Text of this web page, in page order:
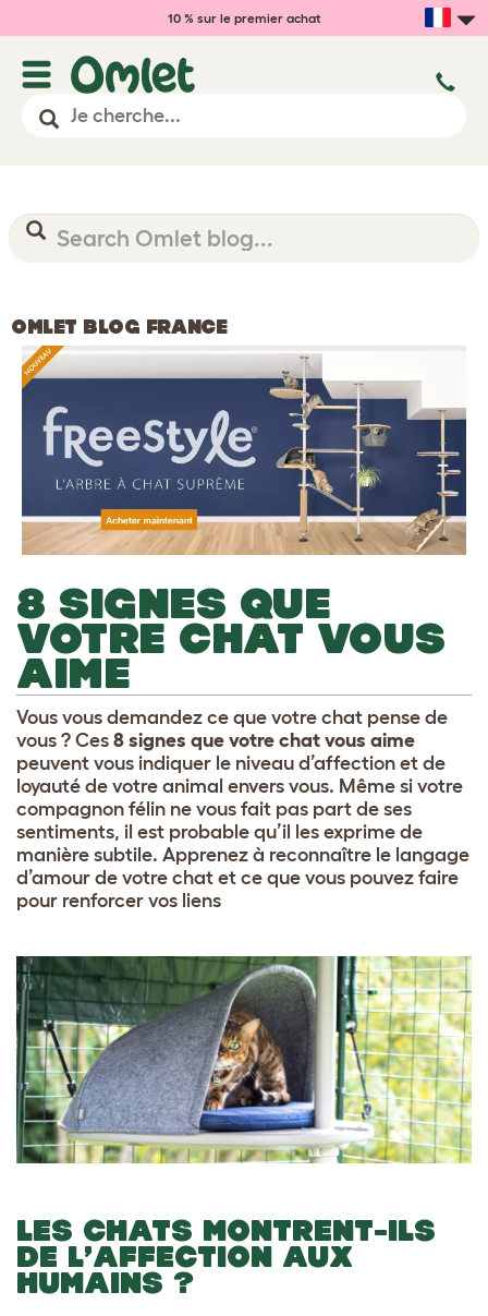
10 % sur le premier achat
OMLET BLOG FRANCE
8 SIGNES QUE
VOTRE CHAT VOUS
AIME
Vous vous demandez ce que votre chat pense de
vous ? Ces 8 signes que votre chat vous aime
peuvent vous indiquer le niveau d’affection et de
loyauté de votre animal envers vous. Même si votre
compagnon félin ne vous fait pas part de ses
sentiments, il est probable qu’il les exprime de
manière subtile. Apprenez à reconnaître le langage
d’amour de votre chat et ce que vous pouvez faire
pour renforcer vos liens
LES CHATS MONTRENT-ILS
DE L’AFFECTION AUX
HUMAINS ?